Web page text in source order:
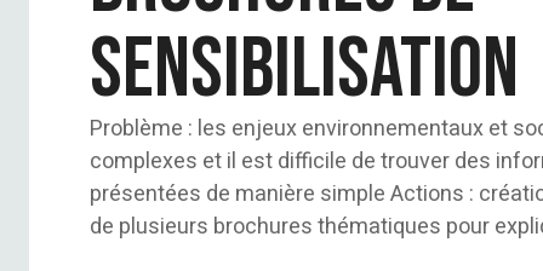
sensibilisation
Problème : les enjeux environnementaux et
complexes et il est difficile de trouver des
présentées de manière simple Actions :
de plusieurs brochures thématiques pour